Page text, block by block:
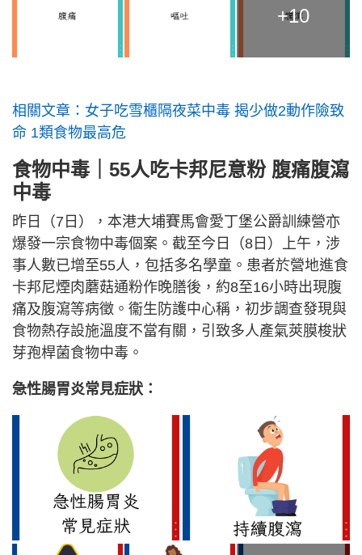
+10
相關文章：女子吃雪櫃隔夜菜中毒 揭少做2動作險致
命 1類食物最高危
食物中毒｜55人吃卡邦尼意粉 腹痛腹瀉
中毒
昨日（7日），本港大埔賽馬會愛丁堡公爵訓練營亦
爆發一宗食物中毒個案。截至今日（8日）上午，涉
事人數已增至55人，包括多名學童。患者於營地進食
卡邦尼煙肉蘑菇通粉作晚膳後，約8至16小時出現腹
痛及腹瀉等病徵。衞生防護中心稱，初步調查發現與
食物熱存設施溫度不當有關，引致多人產氣莢膜梭狀
芽孢桿菌食物中毒。
急性腸胃炎常見症狀：